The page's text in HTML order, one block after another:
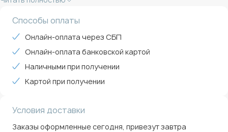
подмены.
Способы оплаты
Онлайн-оплата через СБП
Онлайн-оплата банковской картой
Наличными при получении
Картой при получении
Условия доставки
Заказы оформленные сегодня, привезут завтра